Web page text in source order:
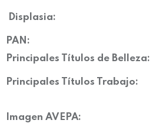
Displasia:
PAN:
Principales Títulos de Belleza:
Principales Títulos Trabajo:
Imagen AVEPA: